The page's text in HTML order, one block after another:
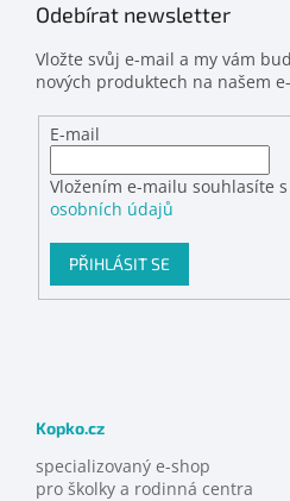
Odebírat newsletter
Vložte svůj e-mail a my vám
nových produktech na našem
E-mail
Vložením e-mailu souhlasíte s
osobních údajů
PŘIHLÁSIT SE
Kopko.cz
specializovaný e-shop
pro školky a rodinná centra